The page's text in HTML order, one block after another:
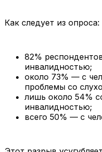
Как следует из опроса:
82%
инвалидностью;
около 73% — с
проблемы со
лишь около 54%
инвалидностью;
всего 50% — с